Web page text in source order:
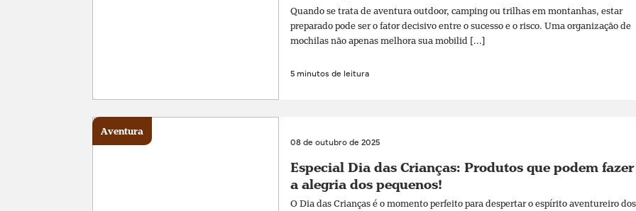
Quando se trata de aventura outdoor, camping ou trilhas em montanhas, estar
preparado pode ser o fator decisivo entre o sucesso e o risco. Uma organização de
mochilas não apenas melhora sua mobilid [...]
5 minutos de leitura
08 de outubro de 2025
Especial Dia das Crianças: Produtos que podem fazer
a alegria dos pequenos!
O Dia das Crianças é o momento perfeito para despertar o espírito aventureiro dos
Aventura